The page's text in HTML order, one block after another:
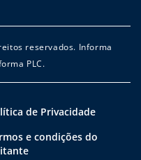
reservados. Informa
PLC.
de Privacidade
e condições do